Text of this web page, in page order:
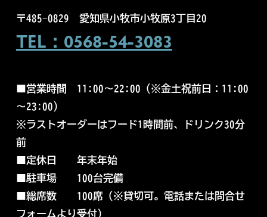
〒485-0829 愛知県小牧市小牧原3丁目20
TEL：0568-54-3083
■営業時間 11:00～22:00（ ※金土祝前日：11:00
～23:00）
※ラストオーダーはフード1時間前、ドリンク30分
前
定休日 年末年始
駐車場 100台完備
総席数 100席（※貸切可。電話または問合せ
フォームより受付）